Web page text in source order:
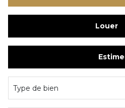
Du neuf
Louer
De l'immo pro
Type de bien